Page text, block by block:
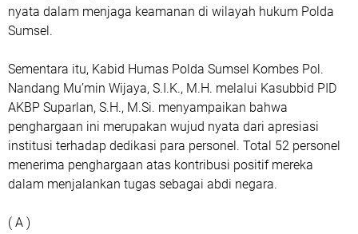
nyata dalam menjaga keamanan di wilayah hukum Polda
Sumsel.
Sementara itu, Kabid Humas Polda Sumsel Kombes Pol.
Nandang Mu’min Wijaya, S.I.K., M.H. melalui Kasubbid PID
AKBP Suparlan, S.H., M.Si. menyampaikan bahwa
penghargaan ini merupakan wujud nyata dari apresiasi
institusi terhadap dedikasi para personel. Total 52 personel
menerima penghargaan atas kontribusi positif mereka
dalam menjalankan tugas sebagai abdi negara.
( A )